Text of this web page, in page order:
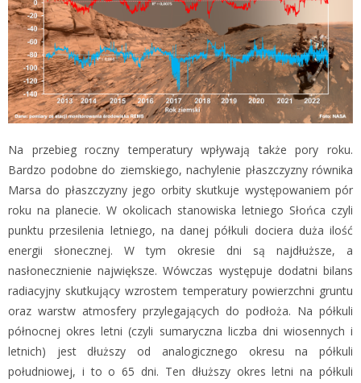
Na przebieg roczny temperatury wpływają także pory roku.
Bardzo podobne do ziemskiego, nachylenie płaszczyzny równika
Marsa do płaszczyzny jego orbity skutkuje występowaniem pór
roku na planecie. W okolicach stanowiska letniego Słońca czyli
punktu przesilenia letniego, na danej półkuli dociera duża ilość
energii słonecznej. W tym okresie dni są najdłuższe, a
nasłonecznienie największe. Wówczas występuje dodatni bilans
radiacyjny skutkujący wzrostem temperatury powierzchni gruntu
oraz warstw atmosfery przylegających do podłoża. Na półkuli
północnej okres letni (czyli sumaryczna liczba dni wiosennych i
letnich) jest dłuższy od analogicznego okresu na półkuli
południowej, i to o 65 dni. Ten dłuższy okres letni na półkuli